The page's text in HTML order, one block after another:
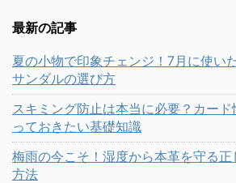
最新の記事
夏の小物で印象チェンジ！7月に使い
サンダルの選び方
スキミング防止は本当に必要？カー
っておきたい基礎知識
梅雨の今こそ！湿度から本革を守る
方法